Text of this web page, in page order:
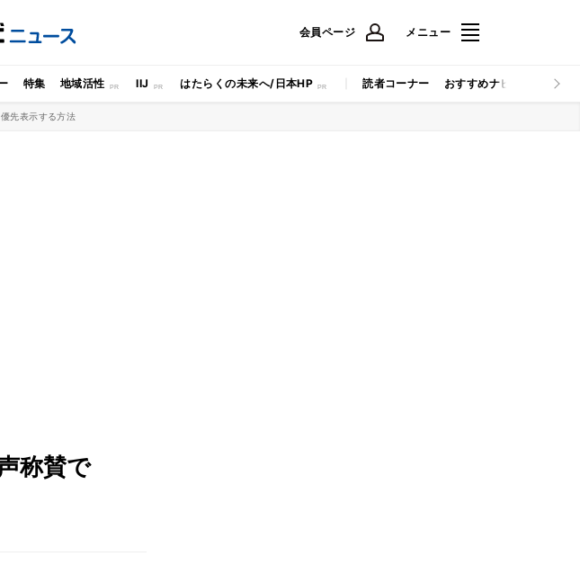
会員ページ メニュー
特集 地域活性 IIJ はたらくの未来へ/日本HP 読者コーナー おすすめナビ マイナビ
先表示する方法
称賛で